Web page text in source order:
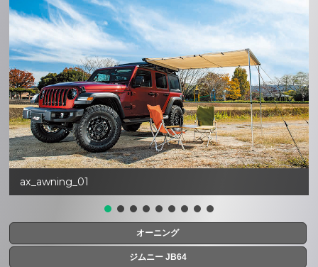
ax_awning_01
オーニング
ジムニー JB64